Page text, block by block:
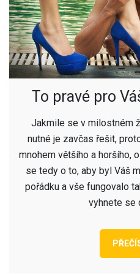
To pravé pro
Jakmile se v milostném
nutné je zavčas řešit,
mnohem většího a horšího,
se tedy o to, aby byl Váš
pořádku a vše fungovalo
vyhnete se